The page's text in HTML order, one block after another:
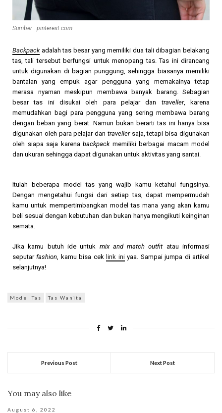
Sumber : pinterest.com
Backpackadalah tas besar yang memiliki dua tali dibagian belakang
tas, tali tersebut berfungsi untuk menopang tas. Tas ini dirancang
untuk digunakan di bagian punggung, sehingga biasanya memiliki
bantalan yang empuk agar pengguna yang memakainya tetap
merasa nyaman meskipun membawa banyak barang. Sebagian
besar tas ini disukai oleh para pelajar dan traveller, karena
memudahkan bagi para pengguna yang sering membawa barang
dengan beban yang berat. Namun bukan berarti tas ini hanya bisa
digunakan oleh para pelajar dan travellersaja, tetapi bisa digunakan
oleh siapa saja karena backpackmemiliki berbagai macam model
dan ukuran sehingga dapat digunakan untuk aktivitas yang santai.
Itulah beberapa model tas yang wajib kamu ketahui fungsinya.
Dengan mengetahui fungsi dari setiap tas, dapat mempermudah
kamu untuk mempertimbangkan model tas mana yang akan kamu
beli sesuai dengan kebutuhan dan bukan hanya mengikuti keinginan
semata.
Jika kamu butuh ide untuk mix and match outfitatau informasi
seputarfashion, kamu bisa cek link iniyaa. Sampai jumpa di artikel
selanjutnya!
Model Tas Tas Wanita
Previous Post Next Post
You may also like
August 6, 2022